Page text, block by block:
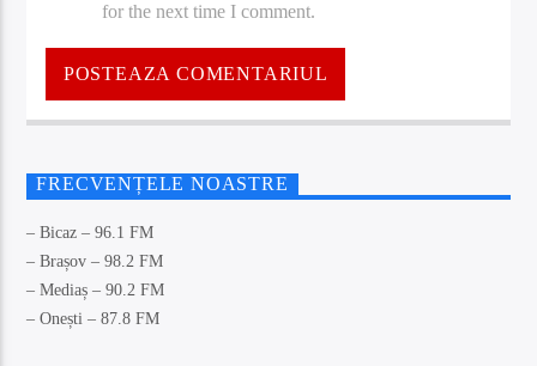
for the next time I comment.
FRECVENȚELE NOASTRE
– Bicaz – 96.1 FM
– Brașov – 98.2 FM
– Mediaș – 90.2 FM
– Onești – 87.8 FM